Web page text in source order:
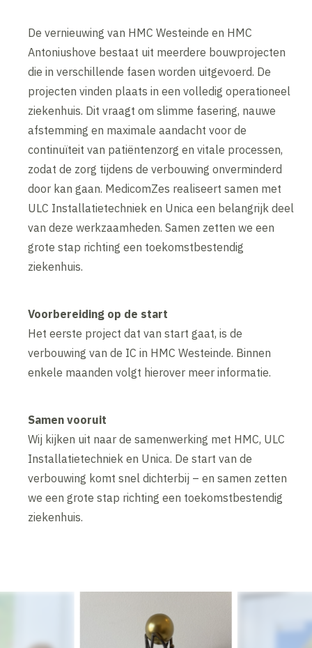
De vernieuwing van HMC Westeinde en HMC
Antoniushove bestaat uit meerdere bouwprojecten
die in verschillende fasen worden uitgevoerd. De
projecten vinden plaats in een volledig operationeel
ziekenhuis. Dit vraagt om slimme fasering, nauwe
afstemming en maximale aandacht voor de
continuïteit van patiëntenzorg en vitale processen,
zodat de zorg tijdens de verbouwing onverminderd
door kan gaan. MedicomZes realiseert samen met
ULC Installatietechniek en Unica een belangrijk deel
van deze werkzaamheden. Samen zetten we een
grote stap richting een toekomstbestendig
ziekenhuis.
Voorbereiding op de start
Het eerste project dat van start gaat, is de
verbouwing van de IC in HMC Westeinde. Binnen
enkele maanden volgt hierover meer informatie.
Samen vooruit
Wij kijken uit naar de samenwerking met HMC, ULC
Installatietechniek en Unica. De start van de
verbouwing komt snel dichterbij – en samen zetten
we een grote stap richting een toekomstbestendig
ziekenhuis.